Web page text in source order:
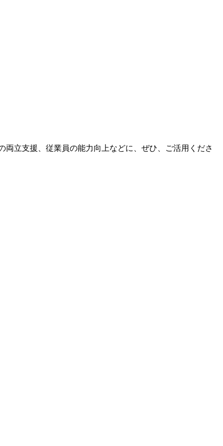
立支援、従業員の能力向上などに、ぜひ、ご活用くださ